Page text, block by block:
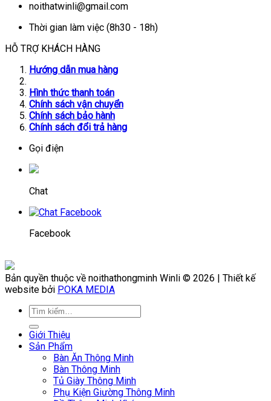
noithatwinli@gmail.com
Thời gian làm việc (8h30 - 18h)
HỖ TRỢ KHÁCH HÀNG
Hướng dẫn mua hàng
Hình thức thanh toán
Chính sách vận chuyển
Chính sách bảo hành
Chính sách đổi trả hàng
Gọi điện
Chat
Facebook
Bản quyền thuộc về noithathongminh Winli © 2026 | Thiết kế
website bởi POKA MEDIA
Giới Thiệu
Sản Phẩm
Bàn Ăn Thông Minh
Bàn Thông Minh
Tủ Giày Thông Minh
Phụ Kiện Giường Thông Minh